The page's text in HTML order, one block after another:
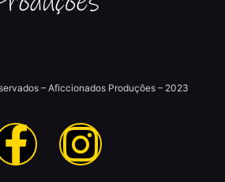
– Aficcionados Produções – 2023